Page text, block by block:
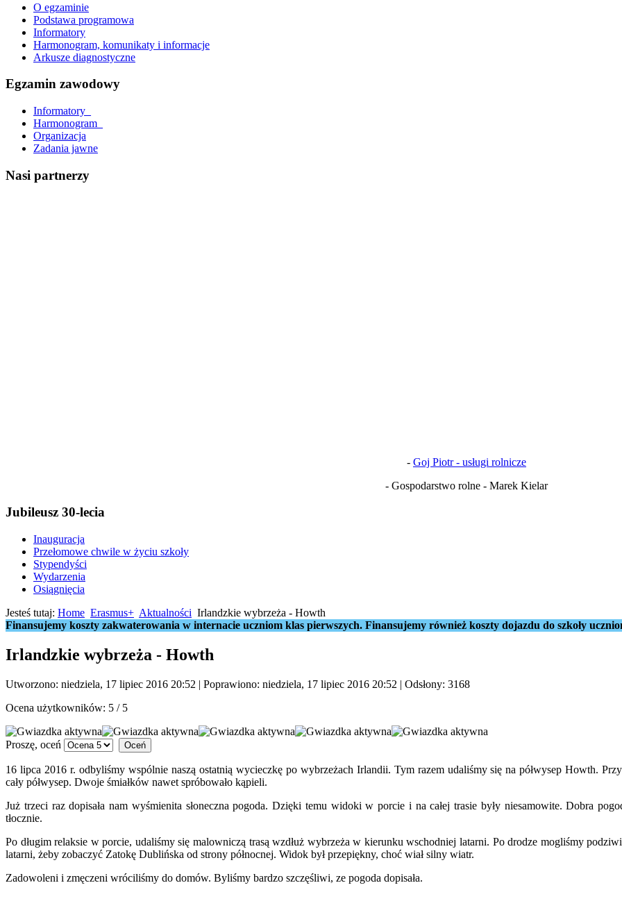
O egzaminie
Podstawa programowa
Informatory
Harmonogram, komunikaty i informacje
Arkusze diagnostyczne
Egzamin zawodowy
Informatory_
Harmonogram_
Organizacja
Zadania jawne
Nasi partnerzy
- Goj Piotr - usługi rolnicze
- Gospodarstwo rolne - Marek Kielar
Jubileusz 30-lecia
Inauguracja
Przełomowe chwile w życiu szkoły
Stypendyści
Wydarzenia
Osiągnięcia
Jesteś tutaj: Home Erasmus+ Aktualności Irlandzkie wybrzeża - Howth
Finansujemy koszty zakwaterowania w internacie uczniom klas pierwszych. Finansujemy również koszty dojazdu do szkoły
Irlandzkie wybrzeża - Howth
Utworzono: niedziela, 17 lipiec 2016 20:52 | Poprawiono: niedziela, 17 lipiec 2016 20:52 | Odsłony: 3168
Ocena użytkowników: 5 / 5
Proszę, oceń
16 lipca 2016 r. odbyliśmy wspólnie naszą ostatnią wycieczkę po wybrzeżach Irlandii. Tym razem udaliśmy się na półwysep Howth.
cały półwysep. Dwoje śmiałków nawet spróbowało kąpieli.
Już trzeci raz dopisała nam wyśmienita słoneczna pogoda. Dzięki temu widoki w porcie i na całej trasie były niesamowite. Dobra
tłocznie.
Po długim relaksie w porcie, udaliśmy się malowniczą trasą wzdłuż wybrzeża w kierunku wschodniej latarni. Po drodze mogliśmy
latarni, żeby zobaczyć Zatokę Dublińska od strony północnej. Widok był przepiękny, choć wiał silny wiatr.
Zadowoleni i zmęczeni wróciliśmy do domów. Byliśmy bardzo szczęśliwi, ze pogoda dopisała.